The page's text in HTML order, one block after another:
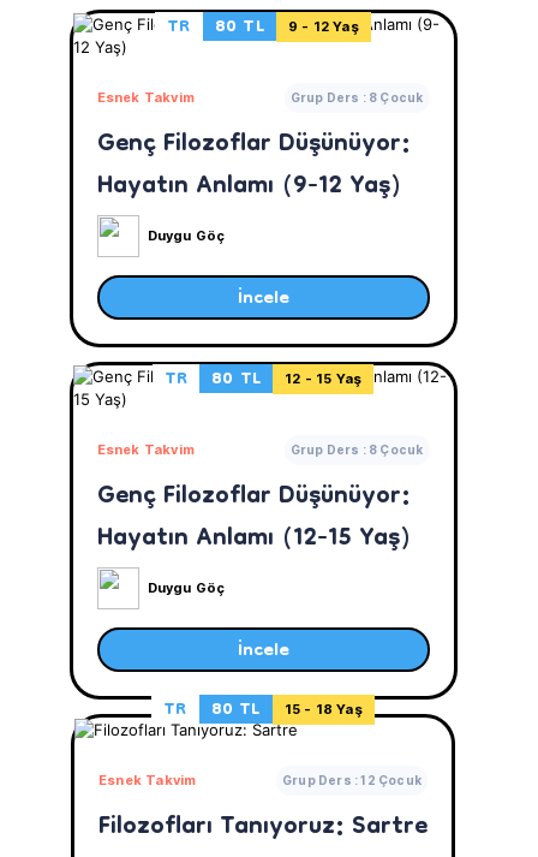
TR 80 TL 9 - 12 Yaş
Esnek Takvim Grup Ders : 8 Çocuk
Genç Filozoflar Düşünüyor:
Hayatın Anlamı (9-12 Yaş)
Duygu Göç
İncele
TR
80 TL 12 - 15 Yaş
Esnek Takvim Grup Ders : 8 Çocuk
Genç Filozoflar Düşünüyor:
Hayatın Anlamı (12-15 Yaş)
Duygu Göç
İncele
TR
80 TL 15 - 18 Yaş
Esnek Takvim Grup Ders : 12 Çocuk
Filozofları Tanıyoruz: Sartre